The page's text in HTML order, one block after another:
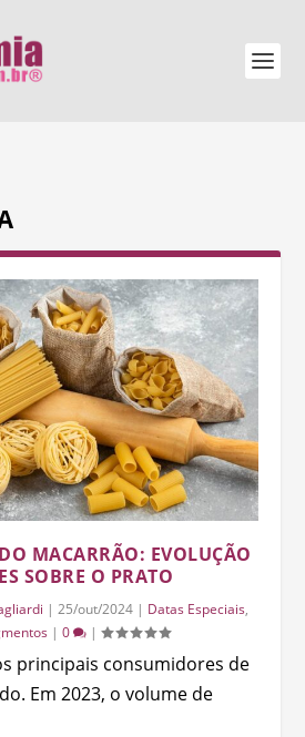
MACARRÃO: EVOLUÇÃO
SOBRE O PRATO
|25/out/2024 | Datas Especiais,
|0 |
principais consumidores de
Em 2023, o volume de